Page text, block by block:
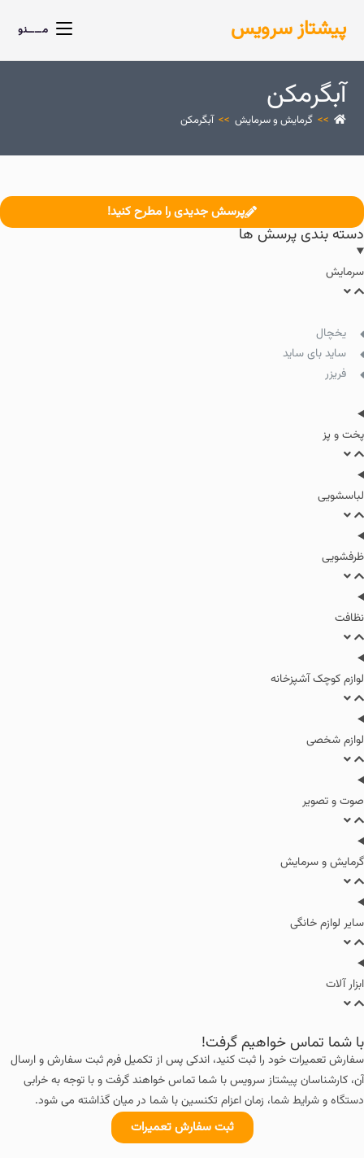
پیشتاز سرویس مــــنو
آبگرمکن
>> گرمایش و سرمایش >> آبگرمکن
پرسش جدیدی را مطرح کنید!
دسته بندی پرسش ها
سرمایش
یخچال
ساید بای ساید
فریزر
پخت و پز
لباسشویی
ظرفشویی
نظافت
لوازم کوچک آشپزخانه
لوازم شخصی
صوت و تصویر
گرمایش و سرمایش
سایر لوازم خانگی
ابزار آلات
با شما تماس خواهیم گرفت!
سفارش تعمیرات خود را ثبت کنید، اندکی پس از تکمیل فرم ثبت سفارش و ارسال
آن، کارشناسان پیشتاز سرویس با شما تماس خواهند گرفت و با توجه به خرابی
دستگاه و شرایط شما، زمان اعزام تکنسین با شما در میان گذاشته می شود.
ثبت سفارش تعمیرات